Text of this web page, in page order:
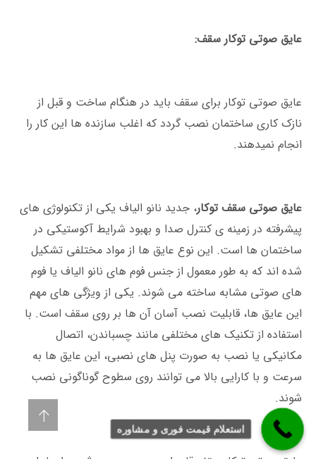
عایق صوتی توکار سقف:
عایق صوتی توکار برای سقف باید در هنگام ساخت و قبل از
نازک کاری ساختمان نصب گردد که اغلب سازنده ها این کار را
انجام نمیدهند.
عایق صوتی سقف توکار، جدید نانو الیاف یکی از تکنولوژی ‌های
پیشرفته در زمینه ی کنترل صدا و بهبود شرایط آکوستیکی در
ساختمان ‌ها است. این نوع عایق‌ ها از مواد مختلفی تشکیل
شده ‌اند که به طور معمول از جنس فوم ‌های نانو الیاف یا فوم‌
های صوتی مشابه ساخته می‌ شوند. یکی از ویژگی‌ های مهم
این عایق ‌ها، قابلیت نصب آسان آن ها بر روی سقف است. با
استفاده از تکنیک‌ های مختلفی مانند چسباندن، اتصال
مکانیکی یا نصب به صورت پنل ‌های نصبی، این عایق ‌ها به
سرعت و با کارایی بالا می ‌توانند روی سطوح گوناگونی نصب
شوند.
استعلام قیمت فوری و مشاوره